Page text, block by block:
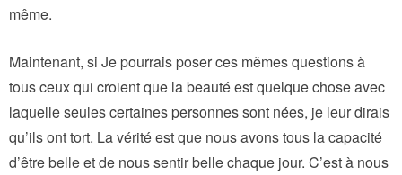
même.
Maintenant, si Je pourrais poser ces mêmes questions à
tous ceux qui croient que la beauté est quelque chose avec
laquelle seules certaines personnes sont nées, je leur dirais
qu’ils ont tort. La vérité est que nous avons tous la capacité
d’être belle et de nous sentir belle chaque jour. C’est à nous